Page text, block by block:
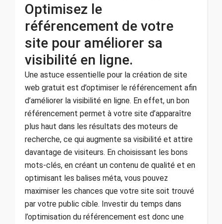
Optimisez le
référencement de votre
site pour améliorer sa
visibilité en ligne.
Une astuce essentielle pour la création de site
web gratuit est d’optimiser le référencement afin
d’améliorer la visibilité en ligne. En effet, un bon
référencement permet à votre site d’apparaître
plus haut dans les résultats des moteurs de
recherche, ce qui augmente sa visibilité et attire
davantage de visiteurs. En choisissant les bons
mots-clés, en créant un contenu de qualité et en
optimisant les balises méta, vous pouvez
maximiser les chances que votre site soit trouvé
par votre public cible. Investir du temps dans
l’optimisation du référencement est donc une